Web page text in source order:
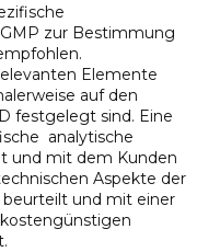
zur Bestimmung
Elemente
auf den
festgelegt sind. Eine
analytische
und mit dem Kunden
Aspekte der
und mit einer